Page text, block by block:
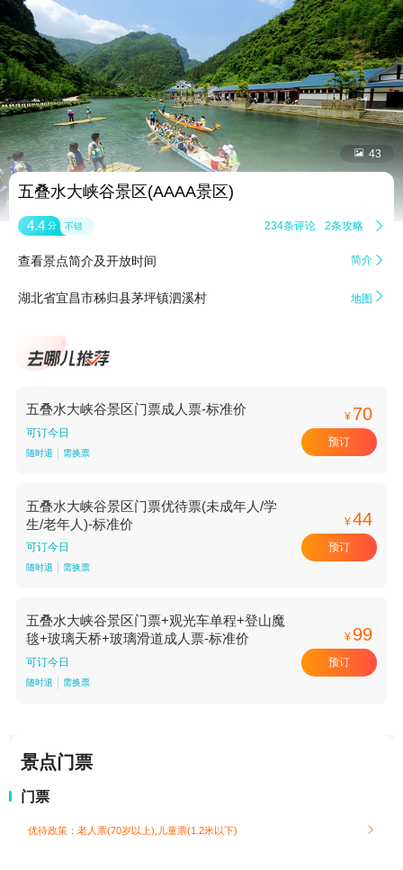
 43
五叠水大峡谷景区(AAAA景区)
4.4 分 不错 234条评论 2条攻略 
查看景点简介及开放时间 简介 
湖北省宜昌市秭归县茅坪镇泗溪村 地图 
五叠水大峡谷景区门票成人票-标准价
可订今日
随时退 需换票
¥ 70
预订
五叠水大峡谷景区门票优待票(未成年人/学
生/老年人)-标准价
可订今日
随时退 需换票
¥44
预订
五叠水大峡谷景区门票+观光车单程+登山魔
毯+玻璃天桥+玻璃滑道成人票-标准价
可订今日
随时退 需换票
¥ 99
预订
景点门票
门票
优待政策：老人票(70岁以上),儿童票(1.2米以下) 
